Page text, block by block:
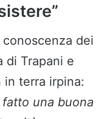
conoscenza dei
di Trapani e
terra irpina:
una buona